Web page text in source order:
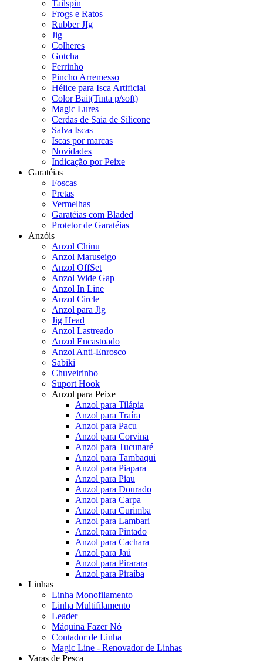
Tailspin
Frogs e Ratos
Rubber JIg
Jig
Colheres
Gotcha
Ferrinho
Pincho Arremesso
Hélice para Isca Artificial
Color Bait(Tinta p/soft)
Magic Lures
Cerdas de Saia de Silicone
Salva Iscas
Iscas por marcas
Novidades
Indicação por Peixe
Garatéias
Foscas
Pretas
Vermelhas
Garatéias com Bladed
Protetor de Garatéias
Anzóis
Anzol Chinu
Anzol Maruseigo
Anzol OffSet
Anzol Wide Gap
Anzol In Line
Anzol Circle
Anzol para Jig
Jig Head
Anzol Lastreado
Anzol Encastoado
Anzol Anti-Enrosco
Sabiki
Chuveirinho
Suport Hook
Anzol para Peixe
Anzol para Tilápia
Anzol para Traíra
Anzol para Pacu
Anzol para Corvina
Anzol para Tucunaré
Anzol para Tambaqui
Anzol para Piapara
Anzol para Piau
Anzol para Dourado
Anzol para Carpa
Anzol para Curimba
Anzol para Lambari
Anzol para Pintado
Anzol para Cachara
Anzol para Jaú
Anzol para Pirarara
Anzol para Piraíba
Linhas
Linha Monofilamento
Linha Multifilamento
Leader
Máquina Fazer Nó
Contador de Linha
Magic Line - Renovador de Linhas
Varas de Pesca